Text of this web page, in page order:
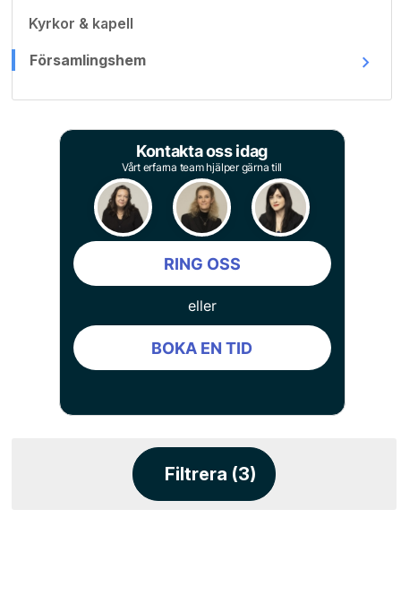
Kyrkor & kapell
Församlingshem
Kontakta oss idag
Vårt erfarna team hjälper gärna till
RING OSS
eller
BOKA EN TID
Filtrera (3)